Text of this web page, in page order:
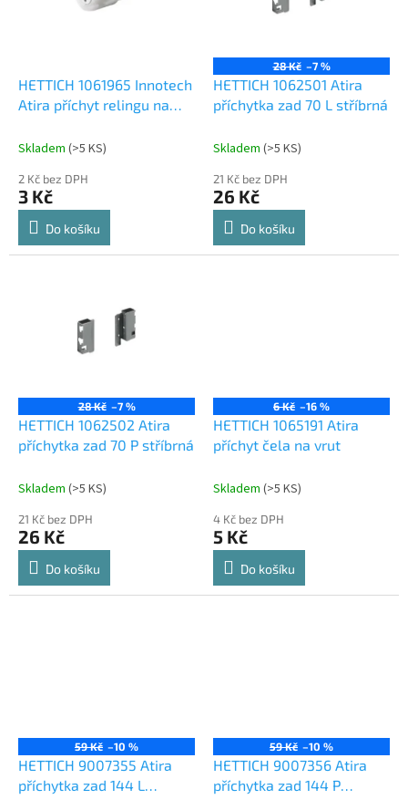
HETTICH 1061965 Innotech
Atira příchyt relingu na
pouzdrem
Skladem (>5 KS)
2 Kč bez DPH
3 Kč
Do košíku
28 Kč –7 %
HETTICH 1062501 Atira
příchytka zad 70 L stříbrná
Skladem (>5 KS)
21 Kč bez DPH
26 Kč
Do košíku
28 Kč –7 %
HETTICH 1062502 Atira
příchytka zad 70 P stříbrná
Skladem (>5 KS)
21 Kč bez DPH
26 Kč
Do košíku
6 Kč –16 %
HETTICH 1065191 Atira
příchyt čela na vrut
Skladem (>5 KS)
4 Kč bez DPH
5 Kč
Do košíku
59 Kč –10 %
HETTICH 9007355 Atira
příchytka zad 144 L
59 Kč –10 %
HETTICH 9007356 Atira
příchytka zad 144 P